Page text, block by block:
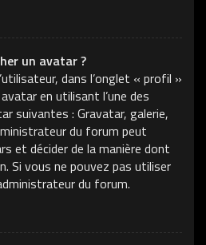
un avatar ?
dans l’onglet « profil »
en utilisant l’une des
suivantes : Gravatar, galerie,
du forum peut
et décider de la manière dont
Si vous ne pouvez pas utiliser
du forum.